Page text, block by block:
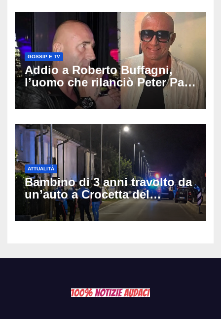
GOSSIP E TV
Addio a Roberto Buffagni,
l’uomo che rilanciò Peter Pan
e Villa delle Rose: aveva 59
anni
ATTUALITÀ
Bambino di 3 anni travolto da
un’auto a Crocetta del
Montello: è gravissimo,
trasportato in elicottero a